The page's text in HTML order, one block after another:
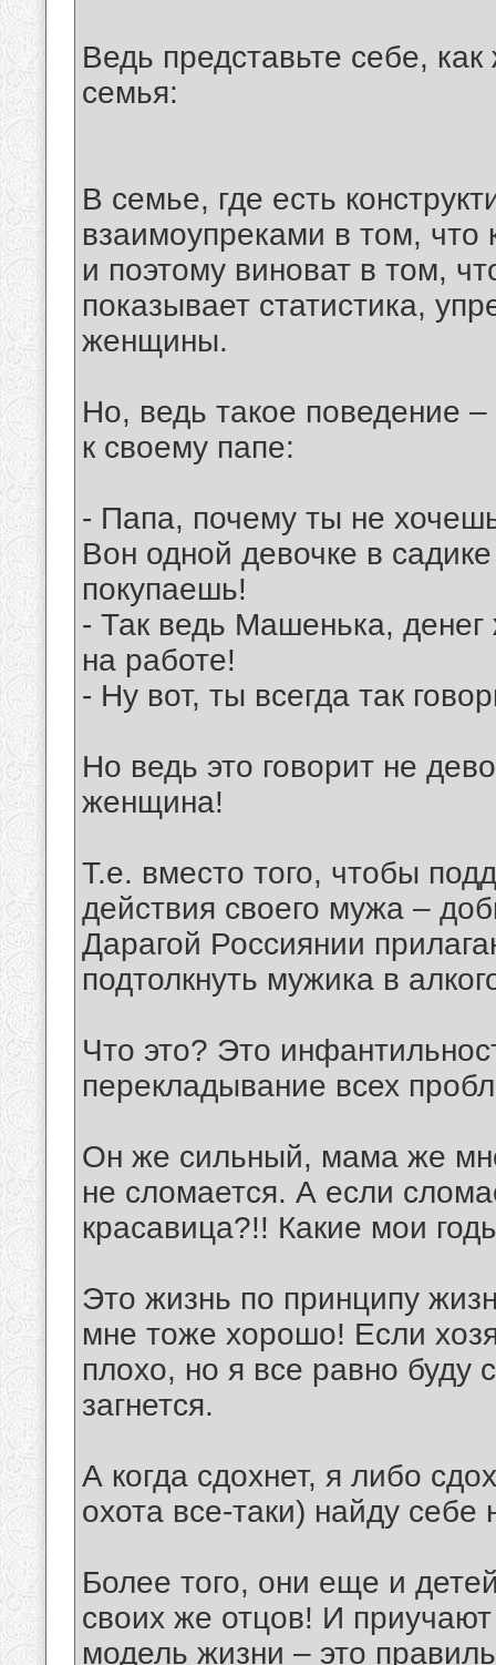
Ведь представьте себе,
семья:
В семье, где есть
взаимоупреками в том,
и поэтому виноват в том,
показывает статистика,
женщины.
Но, ведь такое поведение
к своему папе:
- Папа, почему ты не
Вон одной девочке в
покупаешь!
- Так ведь Машенька,
на работе!
- Ну вот, ты всегда так
Но ведь это говорит не
женщина!
Т.е. вместо того, чтобы
действия своего мужа –
Дарагой Россиянии
подтолкнуть мужика в
Что это? Это
перекладывание всех
Он же сильный, мама же
не сломается. А если
красавица?!! Какие мои
Это жизнь по принципу
мне тоже хорошо! Если
плохо, но я все равно буду
загнется.
А когда сдохнет, я либо
охота все-таки) найду себе
Более того, они еще и
своих же отцов! И
модель жизни – это